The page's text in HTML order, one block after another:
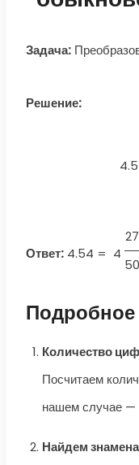
Задача:
Решение:
Ответ: 4.54 = 4
27
50
Количество
Посчитаем
нашем случае —
Найдем